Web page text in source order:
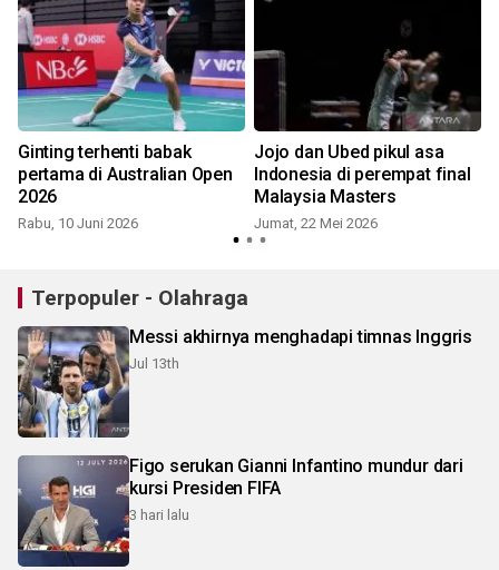
Ginting terhenti babak
pertama di Australian Open
2026
Rabu, 10 Juni 2026
Jojo dan Ubed pikul asa
Indonesia di perempat final
Malaysia Masters
Jumat, 22 Mei 2026
Terpopuler - Olahraga
Messi akhirnya menghadapi timnas Inggris
Jul 13th
Figo serukan Gianni Infantino mundur dari
kursi Presiden FIFA
3 hari lalu